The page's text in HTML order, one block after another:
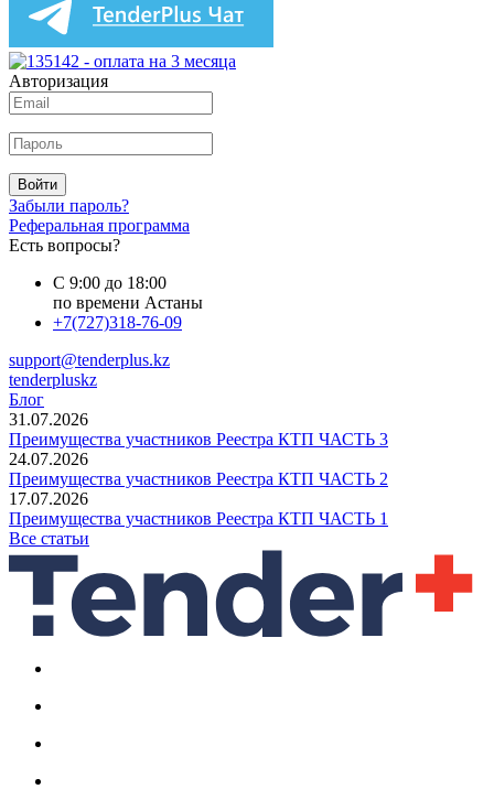
Авторизация
Войти
Забыли пароль?
Реферальная программа
Есть вопросы?
С 9:00 до 18:00
по времени Астаны
+7(727)318-76-09
support@tenderplus.kz
tenderpluskz
Блог
31.07.2026
Преимущества участников Реестра КТП ЧАСТЬ 3
24.07.2026
Преимущества участников Реестра КТП ЧАСТЬ 2
17.07.2026
Преимущества участников Реестра КТП ЧАСТЬ 1
Все статьи